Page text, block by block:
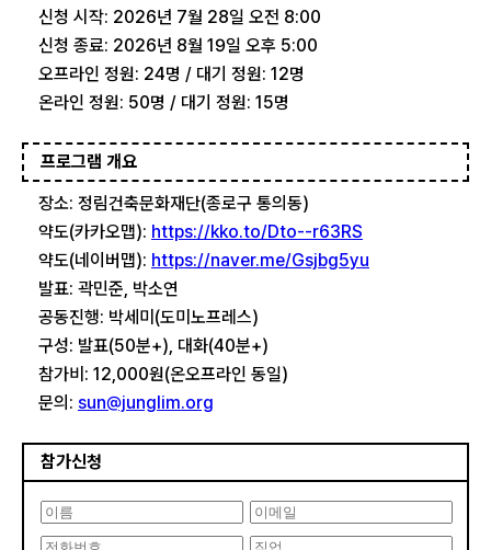
신청 시작: 2026년 7월 28일 오전 8:00
신청 종료: 2026년 8월 19일 오후 5:00
오프라인 정원: 24명 / 대기 정원: 12명
온라인 정원: 50명 / 대기 정원: 15명
프로그램 개요
장소: 정림건축문화재단(종로구 통의동)
약도(카카오맵): https://kko.to/Dto--r63RS
약도(네이버맵): https://naver.me/Gsjbg5yu
발표: 곽민준, 박소연
공동진행: 박세미(도미노프레스)
구성: 발표(50분+), 대화(40분+)
참가비: 12,000원(온오프라인 동일)
문의: sun@junglim.org
참가신청